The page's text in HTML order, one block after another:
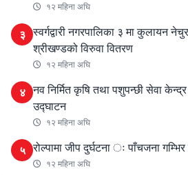
१२ महिना अघि
३ स्वर्गद्वारी नगरपालिका ३ मा कुलायन
श्रीखण्डको विरुवा वितरण
१२ महिना अघि
४ नव निर्मित कृषि तथा पशुपन्छी सेवा
उद्घाटन
१२ महिना अघि
५ रोल्पामा जीप दुर्घटना ः पाँचजना
१२ महिना अघि